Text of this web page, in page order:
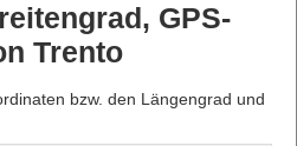
GPS-
Trento
bzw. den Längengrad und